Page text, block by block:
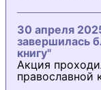
30 апреля
завершилась
книгу"
Акция
православной